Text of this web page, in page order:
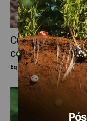
Culturas Bt e
controladas
Equipe Mais Soja - 24 de